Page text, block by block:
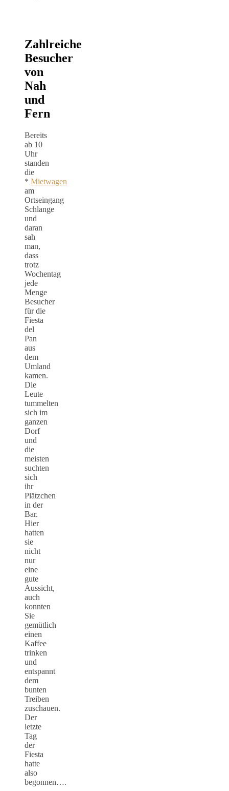
Zahlreiche
Besucher
von
Nah
und
Fern
Bereits
ab 10
Uhr
standen
die
* Mietwagen
am
Ortseingang
Schlange
und
daran
sah
man,
dass
trotz
Wochentag
jede
Menge
Besucher
für die
Fiesta
del
Pan
aus
dem
Umland
kamen.
Die
Leute
tummelten
sich im
ganzen
Dorf
und
die
meisten
suchten
sich
ihr
Plätzchen
in der
Bar.
Hier
hatten
sie
nicht
nur
eine
gute
Aussicht,
auch
konnten
Sie
gemütlich
einen
Kaffee
trinken
und
entspannt
dem
bunten
Treiben
zuschauen.
Der
letzte
Tag
der
Fiesta
hatte
also
begonnen….